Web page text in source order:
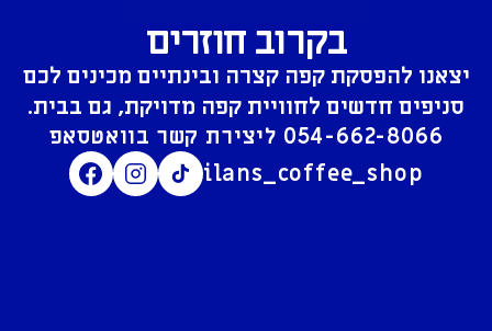
בקרוב חוזרים
יצאנו להפסקת קפה קצרה ובינתיים מכינים לכם
סניפים חדשים לחוויית קפה מדויקת, גם בבית.
054-662-8066
ilans_coffee_shop